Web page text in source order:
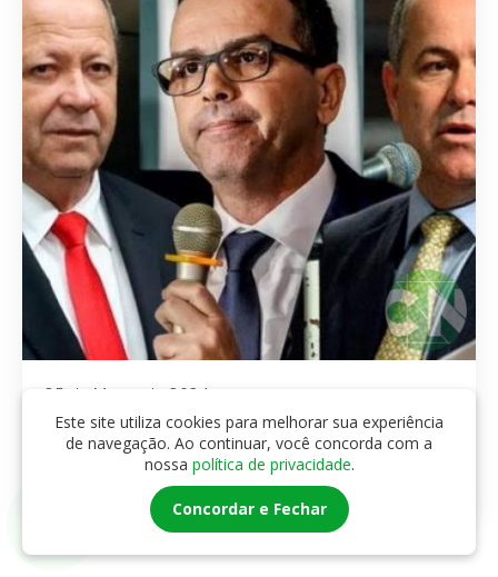
25 de Março de 2024
PF prende suspeitos de mandar matar
Marielle Franco
Este site utiliza cookies para melhorar sua experiência
de navegação. Ao continuar, você concorda com a
nossa política de privacidade.
Concordar e Fechar